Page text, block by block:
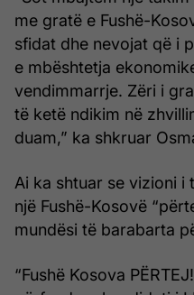
me gratë e Fushë-
sfidat dhe nevojat që i
e mbështetja
vendimmarrje. Zëri i
të ketë ndikim në
duam,” ka shkruar
Ai ka shtuar se vizioni i
një Fushë-Kosovë
mundësi të barabarta
“Fushë Kosova